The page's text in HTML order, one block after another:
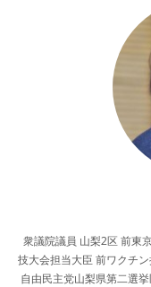
衆議院議員 山梨2区 前東
技大会担当大臣 前ワクチ
自由民主党山梨県第二選